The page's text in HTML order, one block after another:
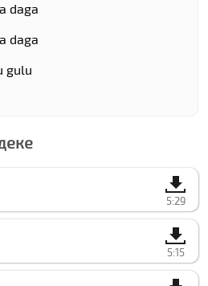
daga
daga
gulu
5:29
5:15